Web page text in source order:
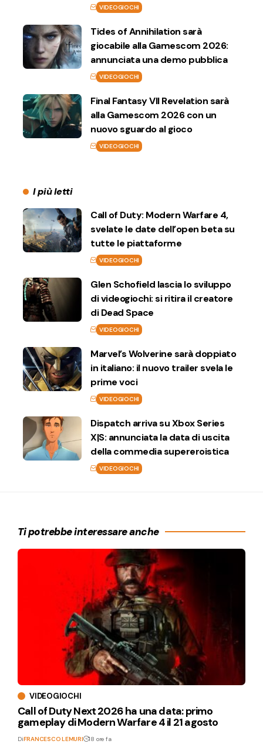
VIDEOGIOCHI
Tides of Annihilation sarà
giocabile alla Gamescom 2026:
annunciata una demo pubblica
VIDEOGIOCHI
Final Fantasy VII Revelation sarà
alla Gamescom 2026 con un
nuovo sguardo al gioco
VIDEOGIOCHI
I più letti
Call of Duty: Modern Warfare 4,
svelate le date dell’open beta su
tutte le piattaforme
VIDEOGIOCHI
Glen Schofield lascia lo sviluppo
di videogiochi: si ritira il creatore
di Dead Space
VIDEOGIOCHI
Marvel’s Wolverine sarà doppiato
in italiano: il nuovo trailer svela le
prime voci
VIDEOGIOCHI
Dispatch arriva su Xbox Series
X|S: annunciata la data di uscita
della commedia supereroistica
VIDEOGIOCHI
Ti potrebbe interessare anche
VIDEOGIOCHI
Call of Duty Next 2026 ha una data: primo
gameplay di Modern Warfare 4 il 21 agosto
DiFRANCESCO LEMURI 18 ore fa